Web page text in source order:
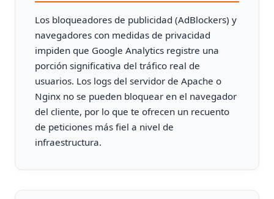
Los bloqueadores de publicidad (AdBlockers) y
navegadores con medidas de privacidad
impiden que Google Analytics registre una
porción significativa del tráfico real de
usuarios. Los logs del servidor de Apache o
Nginx no se pueden bloquear en el navegador
del cliente, por lo que te ofrecen un recuento
de peticiones más fiel a nivel de
infraestructura.